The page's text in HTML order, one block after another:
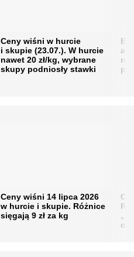
Ceny wiśni w hurcie
i skupie (23.07.). W hurcie
nawet 20 zł/kg, wybrane
skupy podniosły stawki
Ceny wiśni 14 lipca 2026
w hurcie i skupie. Różnice
sięgają 9 zł za kg